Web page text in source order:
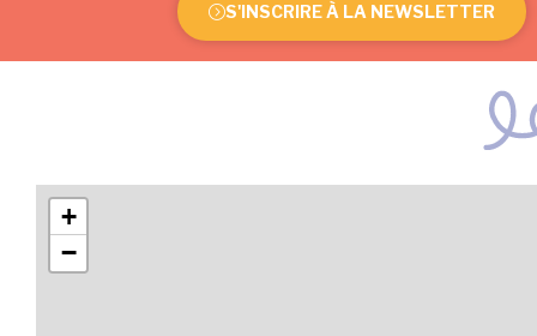
S'INSCRIRE À LA NEWSLETTER
+
−